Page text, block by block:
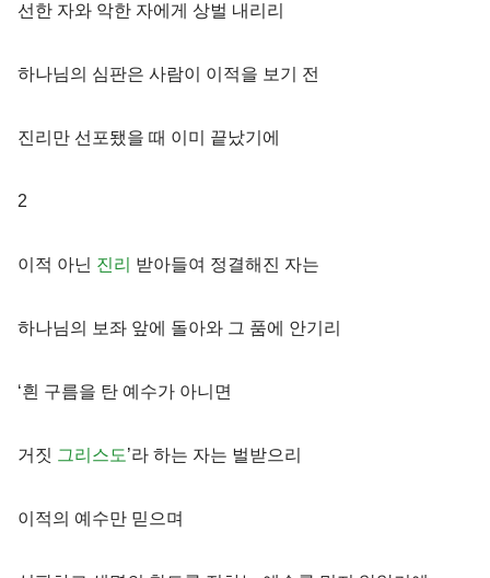
선한 자와 악한 자에게 상벌 내리리
하나님의 심판은 사람이 이적을 보기 전
진리만 선포됐을 때 이미 끝났기에
2
이적 아닌 진리 받아들여 정결해진 자는
하나님의 보좌 앞에 돌아와 그 품에 안기리
‘흰 구름을 탄 예수가 아니면
거짓 그리스도’라 하는 자는 벌받으리
이적의 예수만 믿으며